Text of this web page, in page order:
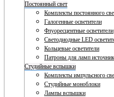
Постоянный свет
Комплекты постоянного
Галогенные осветители
Флуоресцентные осветители
Светодиодные LED
Кольцевые осветители
Патроны для ламп
Студийные вспышки
Комплекты импульсного
Студийные моноблоки
Лампы вспышки